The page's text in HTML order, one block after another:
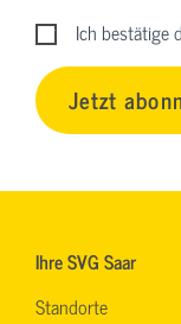
Ich bestätige
Jetzt
Ihre SVG Saar
Standorte